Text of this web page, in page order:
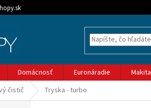
Domácnosť Euronáradie Makita
čistič Tryska - turbo